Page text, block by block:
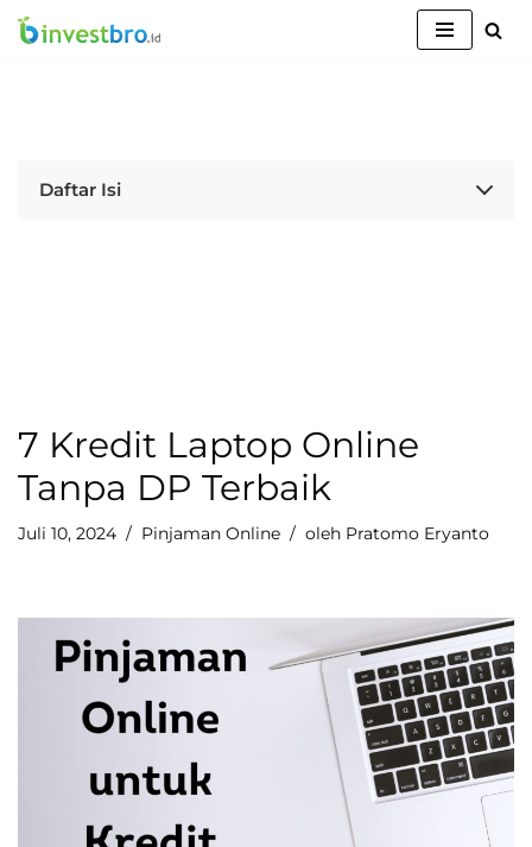
Daftar Isi
7 Kredit Laptop Online
Tanpa DP Terbaik
Juli 10, 2024 Pinjaman Online oleh Pratomo Eryanto